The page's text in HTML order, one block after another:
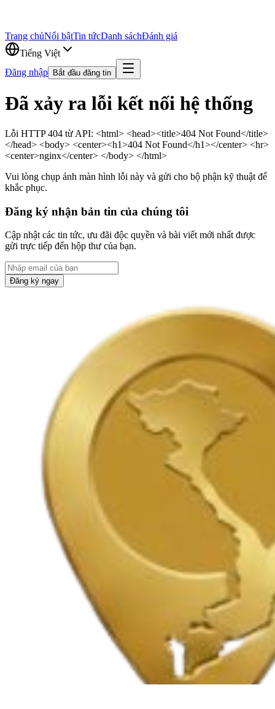
Trang chủNổi bậtTin tứcDanh sáchĐánh giá
Tiếng Việt
Đăng nhập
Bắt đầu đăng tin
Đã xảy ra lỗi kết nối hệ thống
Lỗi HTTP 404 từ API: <html> <head><title>404 Not Found</title>
</head> <body> <center><h1>404 Not Found</h1></center> <hr>
<center>nginx</center> </body> </html>
Vui lòng chụp ảnh màn hình lỗi này và gửi cho bộ phận kỹ thuật để
khắc phục.
Đăng ký nhận bản tin của chúng tôi
Cập nhật các tin tức, ưu đãi độc quyền và bài viết mới nhất được
gửi trực tiếp đến hộp thư của bạn.
Đăng ký ngay